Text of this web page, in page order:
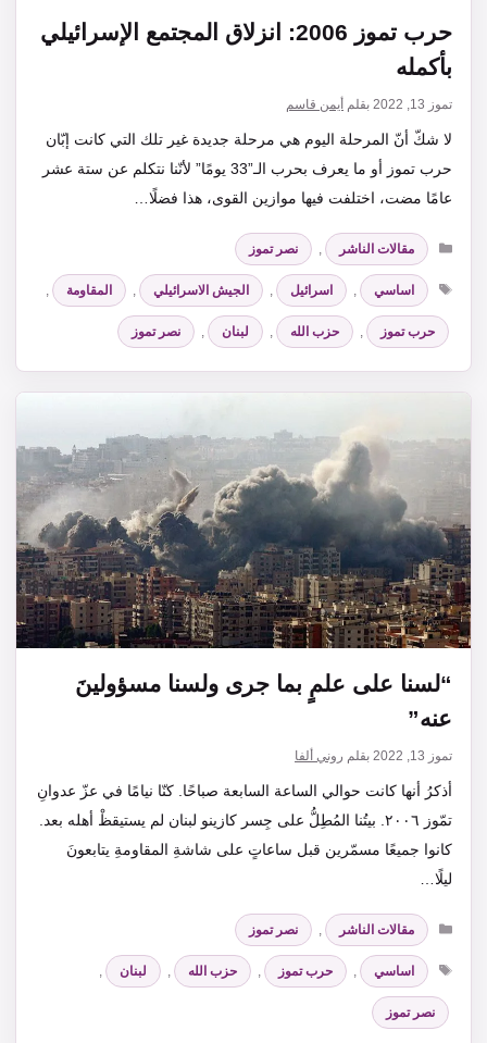
حرب تموز 2006: انزلاق المجتمع الإسرائيلي
بأكمله
تموز 13, 2022 بقلم أيمن قاسم
لا شكّ أنّ المرحلة اليوم هي مرحلة جديدة غير تلك التي كانت إبّان
حرب تموز أو ما يعرف بحرب الـ”33 يومًا” لأنّنا نتكلم عن ستة عشر
عامًا مضت، اختلفت فيها موازين القوى، هذا فضلًا…
التصنيفات
مقالات الناشر
نصر تموز
الوسوم
اساسي اسرائيل الجيش الاسرائيلي المقاومة
حرب تموز حزب الله لبنان نصر تموز
“لسنا على علمٍ بما جرى ولسنا مسؤولينَ
عنه”
تموز 13, 2022 بقلم روني ألفا
أذكرُ أنها كانت حوالي الساعة السابعة صباحًا. كنّا نيامًا في عزّ عدوانِ
تمّوز ٢٠٠٦. بيتُنا المُطِلُّ على جِسر كازينو لبنان لم يستيقظْ أهله بعد.
كانوا جميعًا مسمّرين قبل ساعاتٍ على شاشةِ المقاومةِ يتابعونَ
ليلًا…
التصنيفات
مقالات الناشر
نصر تموز
الوسوم
اساسي حرب تموز حزب الله لبنان
نصر تموز